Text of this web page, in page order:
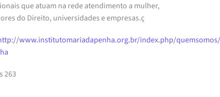
que atuam na rede atendimento a mulher,
do Direito, universidades e empresas.ç
www.institutomariadapenha.org.br/index.php/
263